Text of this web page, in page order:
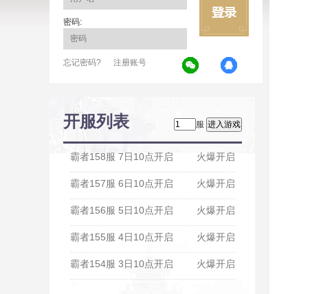
密码:
忘记密码? 注册账号
开服列表 服
火爆开启
霸者158服 7日10点开启
火爆开启
霸者157服 6日10点开启
火爆开启
霸者156服 5日10点开启
火爆开启
霸者155服 4日10点开启
火爆开启
霸者154服 3日10点开启